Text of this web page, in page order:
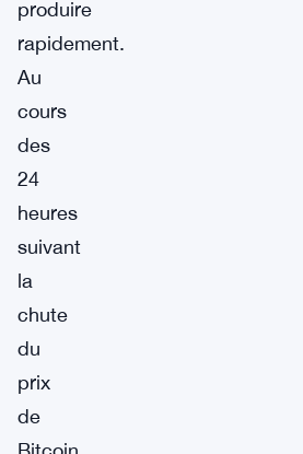
produire
rapidement.
Au
cours
des
24
heures
suivant
la
chute
du
prix
de